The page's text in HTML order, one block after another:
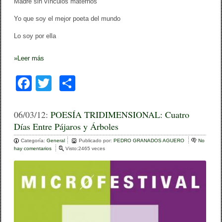
Yo que soy el mejor poeta del mundo
Lo soy por ella
»Leer más
F
c
e
b
o
o
k
tt
er
m
p
ar
tir
06/03/12:POESÍA TRIDIMENSIONAL: Cuatro
Días Entre Pájaros y Árboles
Categoría:General Publicado por:PEDRO GRANADOS AGUERO
No
hay comentarios
O
E
S
Visto:2465 veces